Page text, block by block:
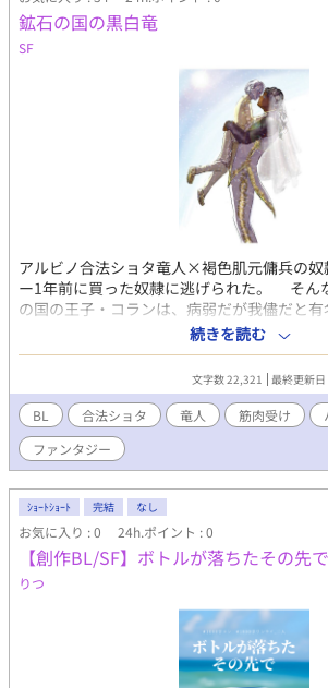
は、世界で流行しているコンピュータウイル
ー・ヴァイラス」が原因で世界中のキャラク
類に襲い掛かっている事態を知って、オージ
は、そのウイルスを止めるために立ち上がる。
鉱石の国の黒白竜
SF
アルビノ合法ショタ竜人×褐色肌元傭兵の奴
ー1年前に買った奴隷に逃げられた。 そん
の国の王子・コランは、病弱だが我儘だと
の肌とサファイアブルーの眼を持つ元傭兵の
ったものの、言葉が通じず人間の扱い方も
2人はゆっくりと穏やかに心を重ねていく。
された2人はある事件に巻き込まれて・・・
広げられる、ケルトチックなファンタジーBL
「年下攻めアンソロジー」に寄稿した作品で
続きを読む
文字数 22,321 最終更新
BL 合法ショタ 竜人 筋肉受け
ファンタジー
ｼｮｰﾄｼｮｰﾄ 完結 なし
お気に入り : 0 24h.ポイント : 0
【創作BL/SF】ボトルが落ちたその先で
りつ